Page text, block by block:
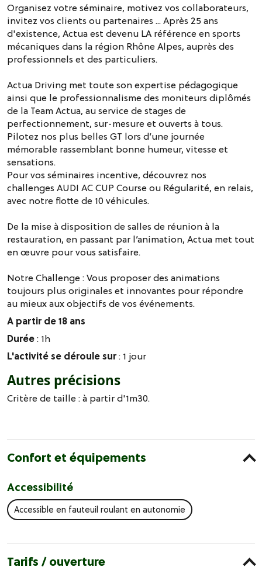
Organisez votre séminaire, motivez vos collaborateurs,
invitez vos clients ou partenaires ... Après 25 ans
d'existence, Actua est devenu LA référence en sports
mécaniques dans la région Rhône Alpes, auprès des
professionnels et des particuliers.
Actua Driving met toute son expertise pédagogique
ainsi que le professionnalisme des moniteurs diplômés
de la Team Actua, au service de stages de
perfectionnement, sur-mesure et ouverts à tous.
Pilotez nos plus belles GT lors d’une journée
mémorable rassemblant bonne humeur, vitesse et
sensations.
Pour vos séminaires incentive, découvrez nos
challenges AUDI AC CUP Course ou Régularité, en relais,
avec notre flotte de 10 véhicules.
De la mise à disposition de salles de réunion à la
restauration, en passant par l’animation, Actua met tout
en œuvre pour vous satisfaire.
Notre Challenge : Vous proposer des animations
toujours plus originales et innovantes pour répondre
au mieux aux objectifs de vos événements.
A partir de 18 ans
Durée: 1h
L'activité se déroule sur: 1 jour
Autres précisions
Critère de taille : à partir d'1m30.
Confort et équipements
Accessibilité
Accessible en fauteuil roulant en autonomie
Tarifs / ouverture